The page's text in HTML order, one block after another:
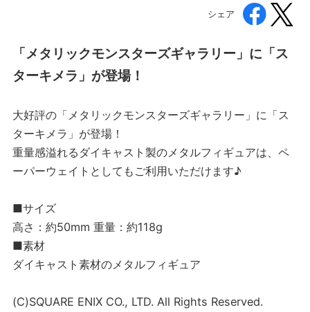
シェア
「メタリックモンスターズギャラリー」に「ス
ターキメラ」が登場！
大好評の「メタリックモンスターズギャラリー」に「ス
ターキメラ」が登場！
重量感溢れるダイキャスト製のメタルフィギュアは、ペ
ーパーウェイトとしてもご利用いただけます♪
■サイズ
高さ：約50mm 重量：約118g
■素材
ダイキャスト素材のメタルフィギュア
(C)SQUARE ENIX CO., LTD. All Rights Reserved.